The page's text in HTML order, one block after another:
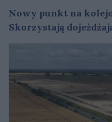
Nowy punkt na
Skorzystają